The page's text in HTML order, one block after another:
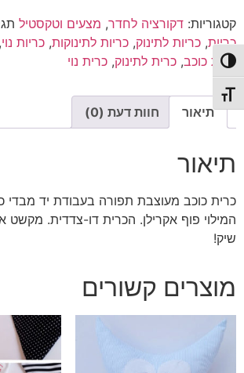
הפעל/כבה ניגודיות גבוהה
מתג גודל גופן
כרית
נוי
קטגוריות: דקורציה לחדר, מצעים וטקסטיל
כריות, כריות לתינוק, כריות לתינוקות, כריות נוי,
כרית כוכב, כרית לתינוק, כרית נוי
תיאור חוות דעת (0)
תיאור
כרית כוכב מעוצבת תפורה בעבודת יד מבדי
המילוי פוף אקרילן. הכרית דו-צדדית. מקשט
שיק!
מוצרים קשורים